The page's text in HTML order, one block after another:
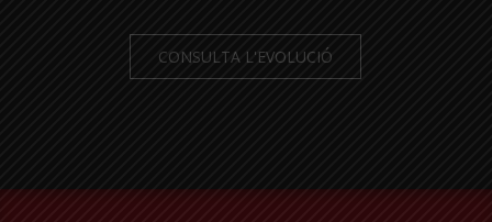
CONSULTA L'EVOLUCIÓ